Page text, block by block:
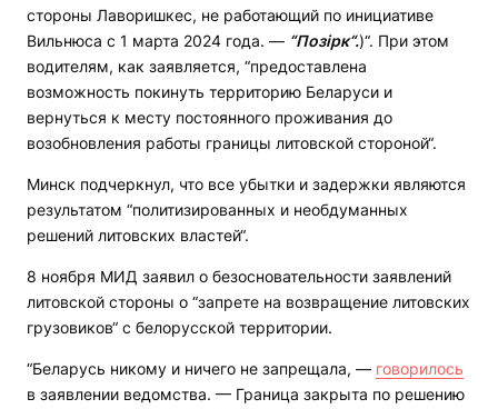
стороны Лаворишкес, не работающий по инициативе
Вильнюса с 1 марта 2024 года. — “Позірк“.)“. При этом
водителям, как заявляется, “предоставлена
возможность покинуть территорию Беларуси и
вернуться к месту постоянного проживания до
возобновления работы границы литовской стороной“.
Минск подчеркнул, что все убытки и задержки являются
результатом “политизированных и необдуманных
решений литовских властей“.
8 ноября МИД заявил о безосновательности заявлений
литовской стороны о “запрете на возвращение литовских
грузовиков“ с белорусской территории.
“Беларусь никому и ничего не запрещала, — говорилось
в заявлении ведомства. — Граница закрыта по решению